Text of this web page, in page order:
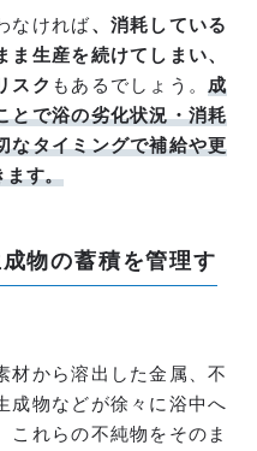
なければ、消耗している
ま生産を続けてしまい、
スク もあるでしょう。成
とで浴の劣化状況・消耗
なタイミングで補給や更
ます。
物の蓄積を管理す
材から溶出した金属、不
成物などが徐々に浴中へ
これらの不純物をそのま